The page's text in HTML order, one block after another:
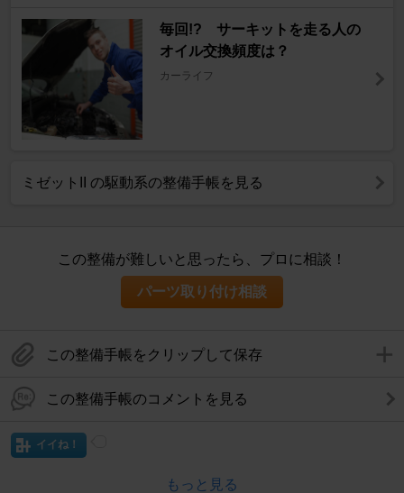
毎回!? サーキットを走る人の
オイル交換頻度は？
カーライフ
ミゼットII の駆動系の整備手帳を見る
この整備が難しいと思ったら、プロに相談！
パーツ取り付け相談
この整備手帳をクリップして保存
この整備手帳のコメントを見る
イイね！
もっと見る